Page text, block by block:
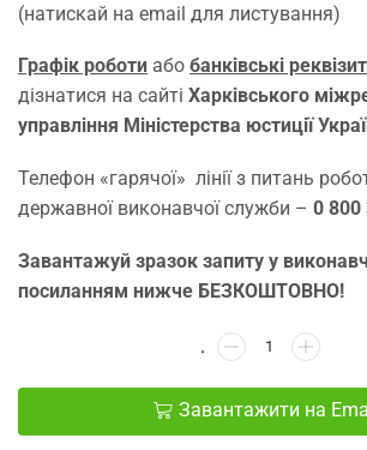
(натискай на email для листування)
Графік роботи або банківські
дізнатися на сайті Харківського
управління Міністерства юстиції
Телефон «гарячої» лінії з питань
державної виконавчої служби – 0 800
Завантажуй зразок запиту у
посиланням нижче БЕЗКОШТОВНО!
Завантажити на